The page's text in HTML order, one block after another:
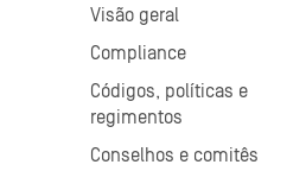
Visão geral
Compliance
Códigos, políticas e
regimentos
Conselhos e comitês